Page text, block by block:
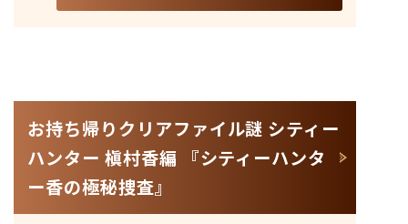
お持ち帰りクリアファイル謎 シティー
ハンター 槇村香編 『シティーハンタ
ー香の極秘捜査』